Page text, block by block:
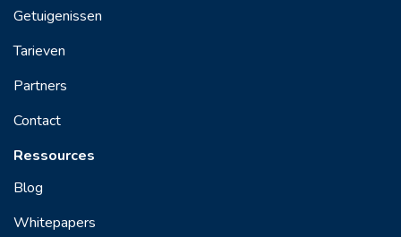
Getuigenissen
Tarieven
Partners
Contact
Ressources
Blog
Whitepapers